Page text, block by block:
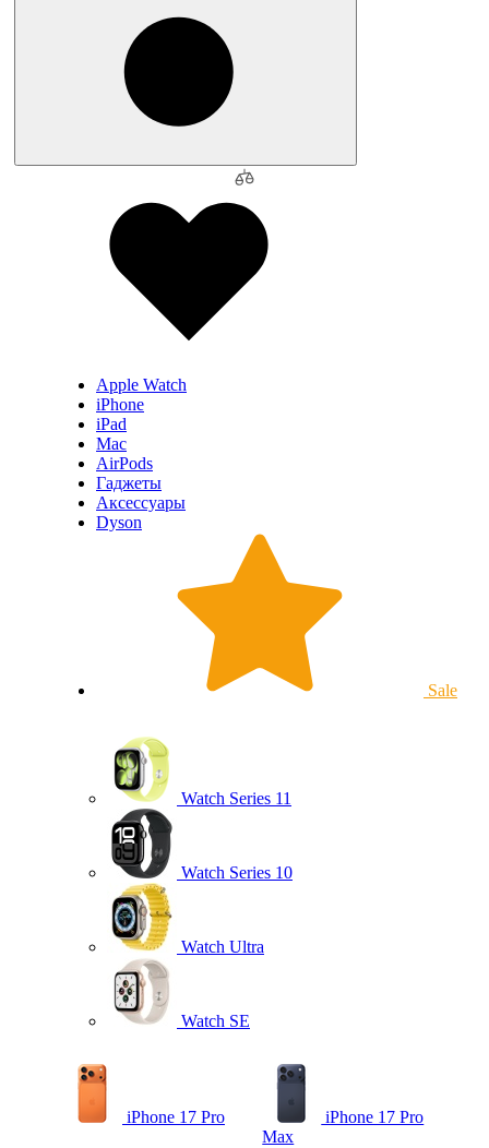
Apple Watch
iPhone
iPad
Mac
AirPods
Гаджеты
Аксессуары
Dyson
Sale
Watch Series 11
Watch Series 10
Watch Ultra
Watch SE
iPhone 17 Pro
iPhone 17 Pro
Max